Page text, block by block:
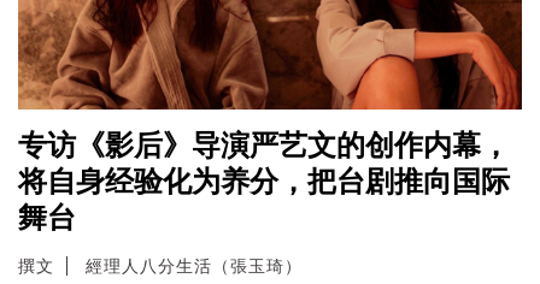
专访《影后》导演严艺文的创作内幕，
将自身经验化为养分，把台剧推向国际
舞台
撰文 經理人八分生活（張玉琦）